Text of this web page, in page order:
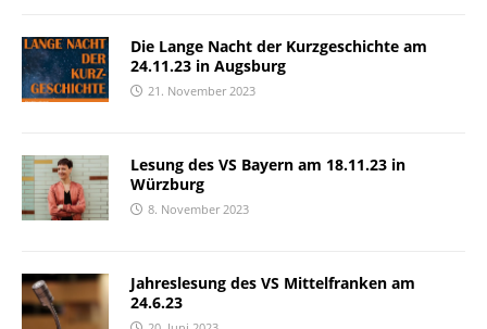
Die Lange Nacht der Kurzgeschichte am
24.11.23 in Augsburg
21. November 2023
Lesung des VS Bayern am 18.11.23 in
Würzburg
8. November 2023
Jahreslesung des VS Mittelfranken am
24.6.23